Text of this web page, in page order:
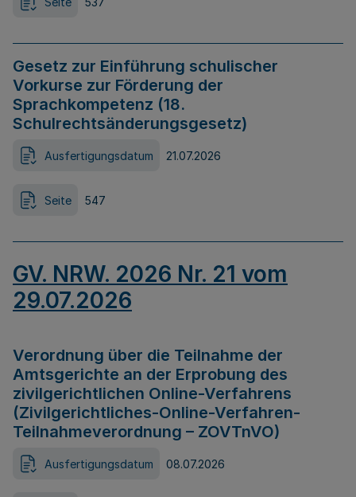
Gesetz zur Einführung schulischer
Vorkurse zur Förderung der
Sprachkompetenz (18.
Schulrechtsänderungsgesetz)
Ausfertigungsdatum 21.07.2026
Seite 547
GV. NRW. 2026 Nr. 21 vom
29.07.2026
Verordnung über die Teilnahme der
Amtsgerichte an der Erprobung des
zivilgerichtlichen Online-Verfahrens
(Zivilgerichtliches-Online-Verfahren-
Teilnahmeverordnung – ZOVTnVO)
Ausfertigungsdatum 08.07.2026